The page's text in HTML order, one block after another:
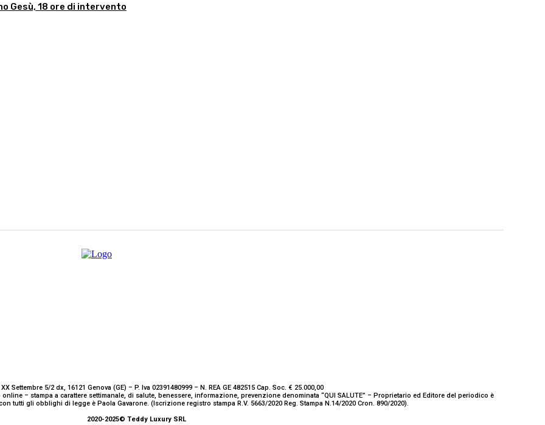
Gesù, 18 ore di intervento
Settembre 5/2 dx, 16121 Genova (GE) – P. Iva 02391480999 – N. REA GE 482515 Cap. Soc. € 25.000,00
– stampa a carattere settimanale, di salute, benessere, informazione, prevenzione denominata “QUI SALUTE” – Proprietario ed Editore del periodico è
tutti gli obblighi di legge è Paola Gavarone. (Iscrizione registro stampa R.V. 5663/2020 Reg. Stampa N.14/2020 Cron. 890/2020).
2020-2025© Teddy Luxury SRL